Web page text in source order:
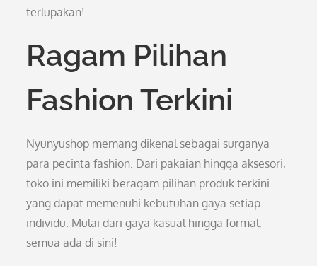
terlupakan!
Ragam Pilihan
Fashion Terkini
Nyunyushop memang dikenal sebagai surganya
para pecinta fashion. Dari pakaian hingga aksesori,
toko ini memiliki beragam pilihan produk terkini
yang dapat memenuhi kebutuhan gaya setiap
individu. Mulai dari gaya kasual hingga formal,
semua ada di sini!